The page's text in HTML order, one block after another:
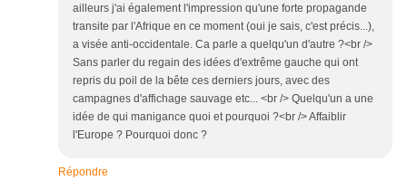
ailleurs j'ai également l'impression qu'une forte propagande
transite par l'Afrique en ce moment (oui je sais, c'est précis...),
a visée anti-occidentale. Ca parle a quelqu'un d'autre ?<br />
Sans parler du regain des idées d'extrême gauche qui ont
repris du poil de la bête ces derniers jours, avec des
campagnes d'affichage sauvage etc... <br /> Quelqu'un a une
idée de qui manigance quoi et pourquoi ?<br /> Affaiblir
l'Europe ? Pourquoi donc ?
Répondre